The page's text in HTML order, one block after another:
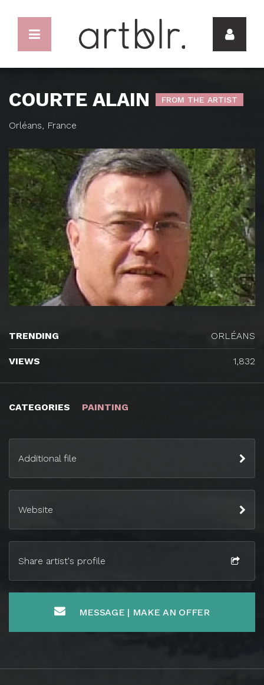
COURTE ALAIN FROM THE ARTIST
Orléans, France
CATEGORIES PAINTING
Additional file
Website
Share artist's profile
MESSAGE | MAKE AN OFFER
TRENDING ORLÉANS
VIEWS 1,832